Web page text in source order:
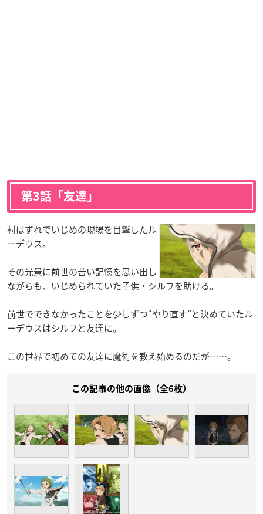
第3話「友達」
村はずれでいじめの現場を目撃したル
ーデウス。
その光景に前世の苦い記憶を思い出し
ながらも、いじめられていた子供・シルフを助ける。
前世でできなかったことを少しずつ“やり直す”と決めていたル
ーデウスはシルフと友達に。
この世界で初めての友達に魔術を教え始めるのだが……。
この記事の他の画像（全6枚）